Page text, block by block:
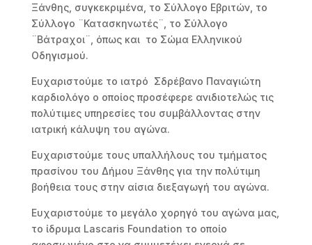
Ξάνθης, συγκεκριμένα, το Σύλλογο Εβριτών, το
Σύλλογο ¨Κατασκηνωτές¨, το Σύλλογο
¨Βάτραχοι¨, όπως και το Σώμα Ελληνικού
Οδηγισμού.
Ευχαριστούμε το ιατρό Σδρέβανο Παναγιώτη
καρδιολόγο ο οποίος προσέφερε ανιδιοτελώς τις
πολύτιμες υπηρεσίες του συμβάλλοντας στην
ιατρική κάλυψη του αγώνα.
Ευχαριστούμε τους υπαλλήλους του τμήματος
πρασίνου του Δήμου Ξάνθης για την πολύτιμη
βοήθεια τους στην αίσια διεξαγωγή του αγώνα.
Ευχαριστούμε το μεγάλο χορηγό του αγώνα μας,
το ίδρυμα Lascaris Foundation το οποίο